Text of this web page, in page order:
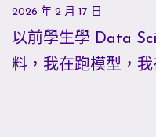
2026 年 2 月 17 日
以前學生學 Data
料，我在跑模型，